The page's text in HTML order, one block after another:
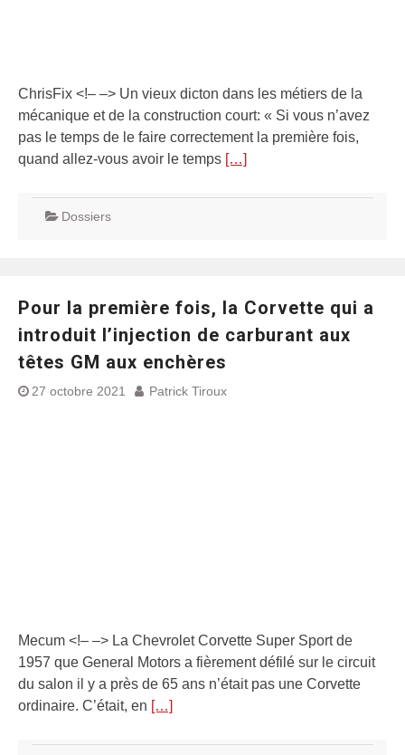
ChrisFix <!– –> Un vieux dicton dans les métiers de la
mécanique et de la construction court: « Si vous n’avez
pas le temps de le faire correctement la première fois,
quand allez-vous avoir le temps […]
Dossiers
Pour la première fois, la Corvette qui a
introduit l’injection de carburant aux
têtes GM aux enchères
27 octobre 2021 Patrick Tiroux
Mecum <!– –> La Chevrolet Corvette Super Sport de
1957 que General Motors a fièrement défilé sur le circuit
du salon il y a près de 65 ans n’était pas une Corvette
ordinaire. C’était, en […]